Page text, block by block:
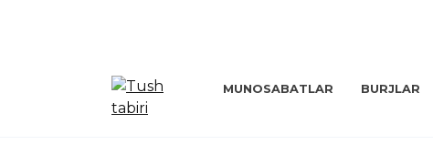
MUNOSABATLAR BURJLAR